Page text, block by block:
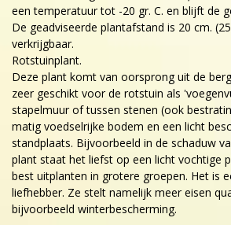
een temperatuur tot -20 gr. C. en blijft de
De geadviseerde plantafstand is 20 cm.
verkrijgbaar.
Rotstuinplant.
Deze plant komt van oorsprong uit de
zeer geschikt voor de rotstuin als
stapelmuur of tussen stenen (ook
matig voedselrijke bodem en een licht
standplaats. Bijvoorbeeld in de schaduw
plant staat het liefst op een licht vochtige
best uitplanten in grotere groepen. Het is
liefhebber. Ze stelt namelijk meer eisen
bijvoorbeeld winterbescherming.